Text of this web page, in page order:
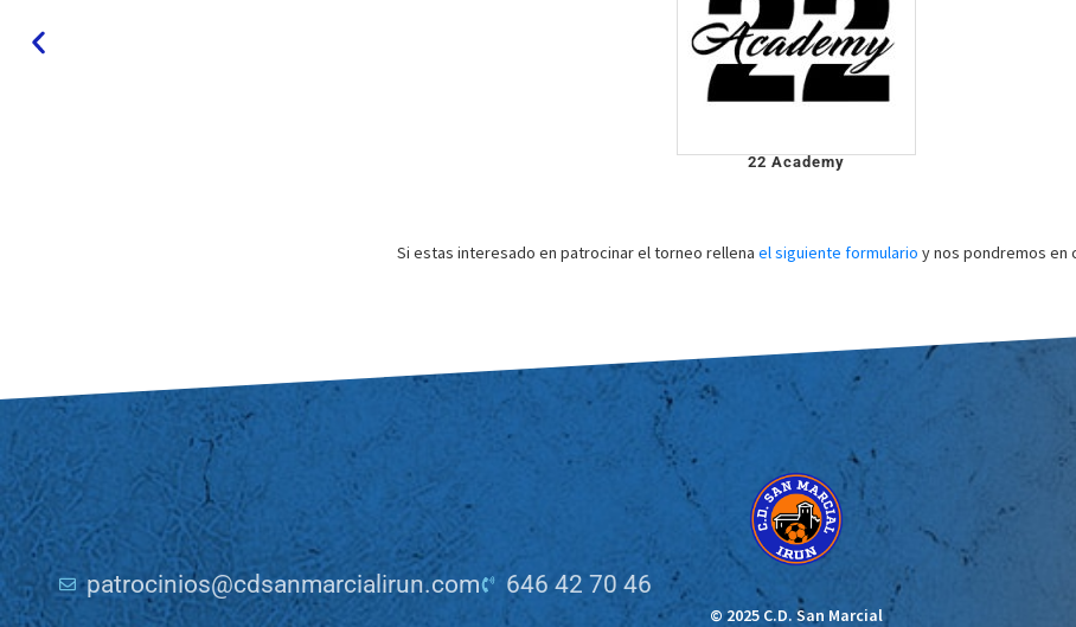
22 Academy
Si estas interesado en patrocinar el torneo rellena el siguiente formulario y nos pondremos en
patrocinios@cdsanmarcialirun.com 646 42 70 46
© 2025 C.D. San Marcial